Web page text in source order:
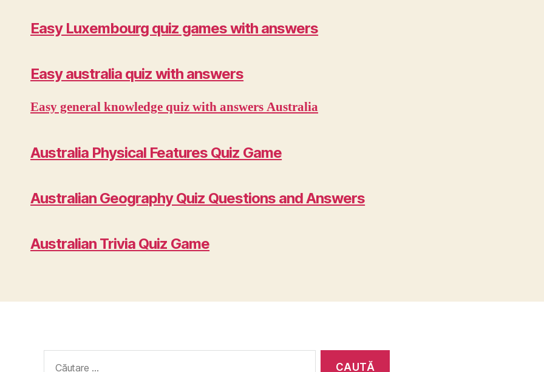
Easy Luxembourg quiz games with answers
Easy australia quiz with answers
Easy general knowledge quiz with answers Australia
Australia Physical Features Quiz Game
Australian Geography Quiz Questions and Answers
Australian Trivia Quiz Game